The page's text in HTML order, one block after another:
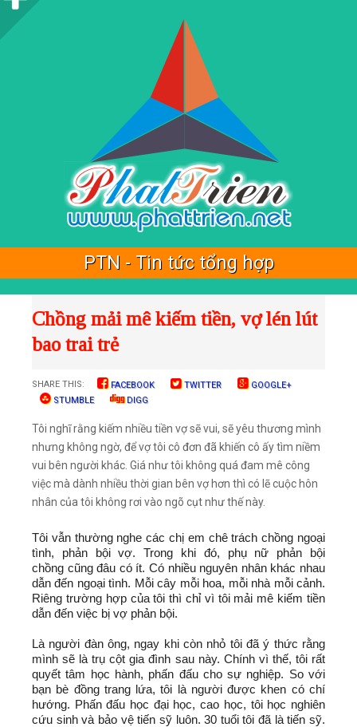
PTN - Tin tức tổng hợp
Chồng mải mê kiếm tiền, vợ lén lút
bao trai trẻ
SHARE THIS: FACEBOOK TWITTER
GOOGLE+
STUMBLE
DIGG
Tôi nghĩ rằng kiếm nhiều tiền vợ sẽ vui, sẽ yêu thương mình
nhưng không ngờ, để vợ tôi cô đơn đã khiến cô ấy tìm niềm
vui bên người khác. Giá như tôi không quá đam mê công
việc mà dành nhiều thời gian bên vợ hơn thì có lẽ cuộc hôn
nhân của tôi không rơi vào ngõ cụt như thế này.
Tôi vẫn thường nghe các chị em chê trách chồng ngoại
tình, phản bội vợ. Trong khi đó, phụ nữ phản bội
chồng cũng đâu có ít. Có nhiều nguyên nhân khác nhau
dẫn đến ngoại tình. Mỗi cây mỗi hoa, mỗi nhà mỗi cảnh.
Riêng trường hợp của tôi thì chỉ vì tôi mải mê kiếm tiền
dẫn đến việc bị vợ phản bội.
Là người đàn ông, ngay khi còn nhỏ tôi đã ý thức rằng
mình sẽ là trụ cột gia đình sau này. Chính vì thế, tôi rất
quyết tâm học hành, phấn đấu cho sự nghiệp. So với
bạn bè đồng trang lứa, tôi là người được khen có chí
hướng. Phấn đấu học đại học, cao học, tôi học nghiên
cứu sinh và bảo vệ tiến sỹ luôn. 30 tuổi tôi đã là tiến sỹ.